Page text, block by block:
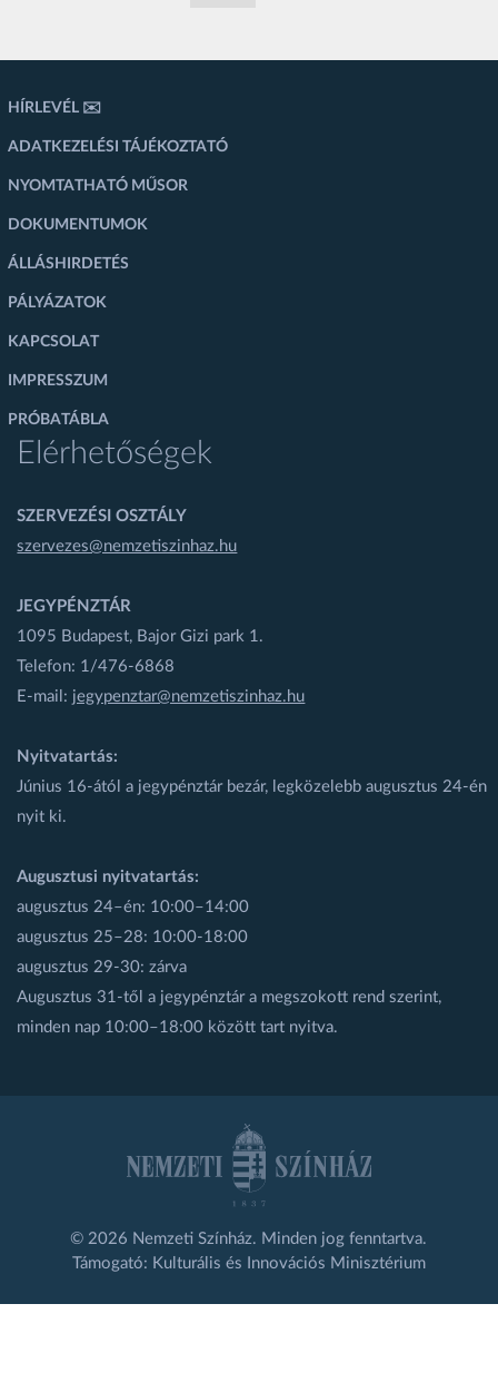
HÍRLEVÉL ✉️
ADATKEZELÉSI TÁJÉKOZTATÓ
NYOMTATHATÓ MŰSOR
DOKUMENTUMOK
ÁLLÁSHIRDETÉS
PÁLYÁZATOK
KAPCSOLAT
IMPRESSZUM
PRÓBATÁBLA
Elérhetőségek
SZERVEZÉSI OSZTÁLY
szervezes@nemzetiszinhaz.hu
JEGYPÉNZTÁR
1095 Budapest, Bajor Gizi park 1.
Telefon: 1/476-6868
E-mail: jegypenztar@nemzetiszinhaz.hu
Nyitvatartás:
Június 16-ától a jegypénztár bezár, legközelebb augusztus 24-én
nyit ki.
Augusztusi nyitvatartás:
augusztus 24–én: 10:00–14:00
augusztus 25–28: 10:00-18:00
augusztus 29-30: zárva
Augusztus 31-től a jegypénztár a megszokott rend szerint,
minden nap 10:00–18:00 között tart nyitva.
© 2026 Nemzeti Színház. Minden jog fenntartva.
Támogató: Kulturális és Innovációs Minisztérium